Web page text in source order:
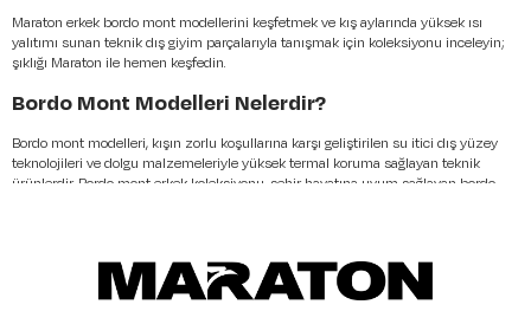
Maraton erkek bordo mont modellerini keşfetmek ve kış aylarında yüksek ısı
yalıtımı sunan teknik dış giyim parçalarıyla tanışmak için koleksiyonu inceleyin;
şıklığı Maraton ile hemen keşfedin.
Bordo Mont Modelleri Nelerdir?
Bordo mont modelleri, kışın zorlu koşullarına karşı geliştirilen su itici dış yüzey
teknolojileri ve dolgu malzemeleriyle yüksek termal koruma sağlayan teknik
ürünlerdir. Bordo mont erkek koleksiyonu, şehir hayatına uyum sağlayan bordo
Katmanlı giyim prensibine uygun erkek bordo mont modelleri, Maraton
kategorimiz ile desteklendiğinde vücut ısısını optimize eden bir yapı sergiler.